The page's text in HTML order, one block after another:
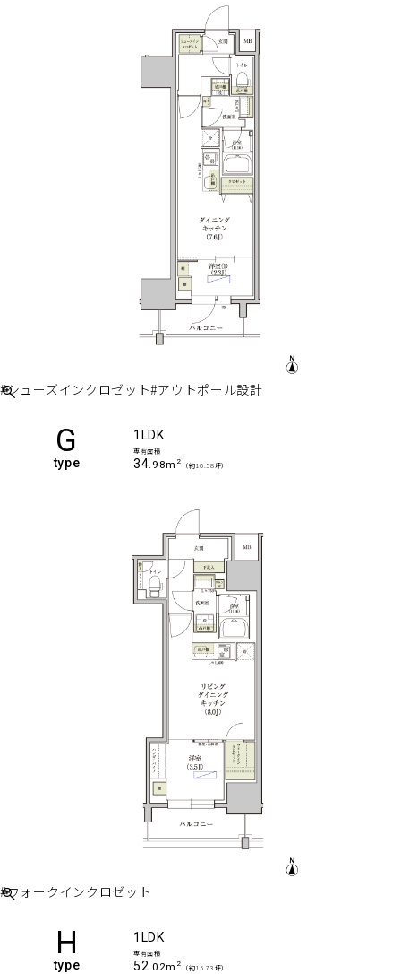
#シューズインクロゼット#アウトポール設計
G
type
1LDK
専有面積
34.98m 2 （約10.58坪）
#ウォークインクロゼット
H
type
1LDK
専有面積
52 .02m 2 （約15.73坪）